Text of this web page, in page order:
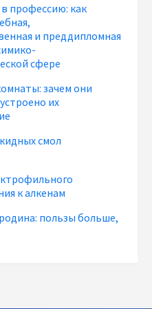
профессию: как
и преддипломная
сфере
зачем они
их
смол
к алкенам
пользы больше,